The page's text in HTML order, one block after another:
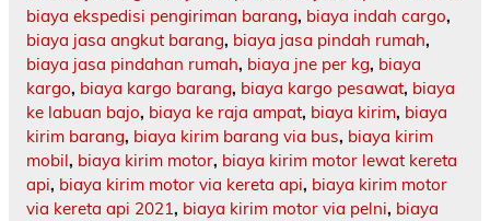
biaya ekspedisi pengiriman barang, biaya indah cargo,
biaya jasa angkut barang, biaya jasa pindah rumah,
biaya jasa pindahan rumah, biaya jne per kg, biaya
kargo, biaya kargo barang, biaya kargo pesawat, biaya
ke labuan bajo, biaya ke raja ampat, biaya kirim, biaya
kirim barang, biaya kirim barang via bus, biaya kirim
mobil, biaya kirim motor, biaya kirim motor lewat kereta
api, biaya kirim motor via kereta api, biaya kirim motor
via kereta api 2021, biaya kirim motor via pelni, biaya